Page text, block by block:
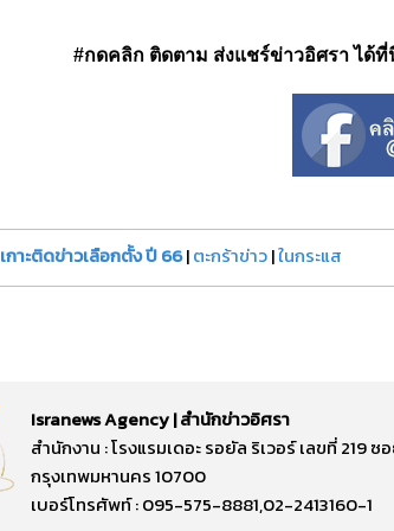
#กดคลิก ติดตาม ส่งแชร์ข่าวอิศรา ได้ที่
เกาะติดข่าวเลือกตั้ง ปี 66|ตะกร้าข่าว|ในกระแส
Isranews Agency | สำนักข่าวอิศรา
สำนักงาน : โรงแรมเดอะ รอยัล ริเวอร์ เลขที่
กรุงเทพมหานคร 10700
เบอร์โทรศัพท์ : 095-575-8881,02-2413160-1